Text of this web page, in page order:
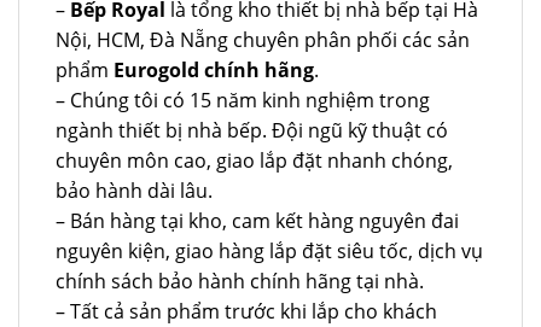
– Bếp Royal là tổng kho thiết bị nhà bếp tại Hà
Nội, HCM, Đà Nẵng chuyên phân phối các sản
phẩm Eurogold chính hãng.
– Chúng tôi có 15 năm kinh nghiệm trong
ngành thiết bị nhà bếp. Đội ngũ kỹ thuật có
chuyên môn cao, giao lắp đặt nhanh chóng,
bảo hành dài lâu.
– Bán hàng tại kho, cam kết hàng nguyên đai
nguyên kiện, giao hàng lắp đặt siêu tốc, dịch vụ
chính sách bảo hành chính hãng tại nhà.
– Tất cả sản phẩm trước khi lắp cho khách